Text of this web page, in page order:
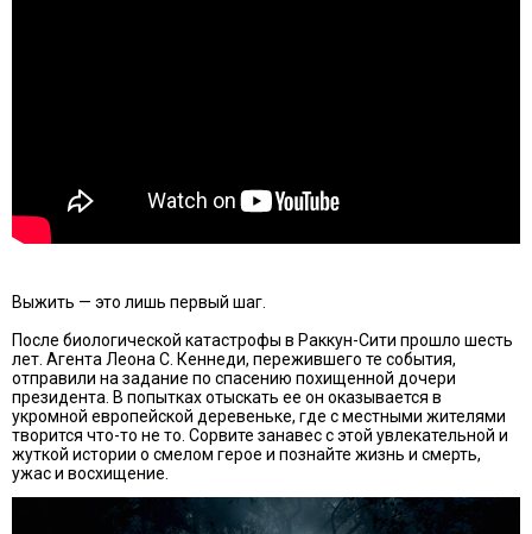
Выжить — это лишь первый шаг.
После биологической катастрофы в Раккун-Сити прошло шесть
лет. Агента Леона С. Кеннеди, пережившего те события,
отправили на задание по спасению похищенной дочери
президента. В попытках отыскать ее он оказывается в
укромной европейской деревеньке, где с местными жителями
творится что-то не то. Сорвите занавес с этой увлекательной и
жуткой истории о смелом герое и познайте жизнь и смерть,
ужас и восхищение.